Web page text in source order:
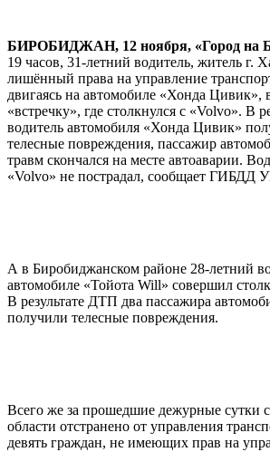
БИРОБИДЖАН, 12 ноября, «Город на
19 часов, 31-летний водитель, житель г.
лишённый права на управление
двигаясь на автомобиле «Хонда Цивик»,
«встречку», где столкнулся с «Volvo». В
водитель автомобиля «Хонда Цивик»
телесные повреждения, пассажир
травм скончался на месте автоаварии.
«Volvo» не пострадал, сообщает
А в Биробиджанском районе 28-летний
автомобиле «Тойота Will» совершил
В результате ДТП два пассажира
получили телесные повреждения.
Всего же за прошедшие дежурные сутки
области отстранено от управления
девять граждан, не имеющих прав на